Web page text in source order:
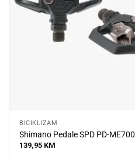
BICIKLIZAM
Shimano Pedale SPD PD-ME700
139,95 KM